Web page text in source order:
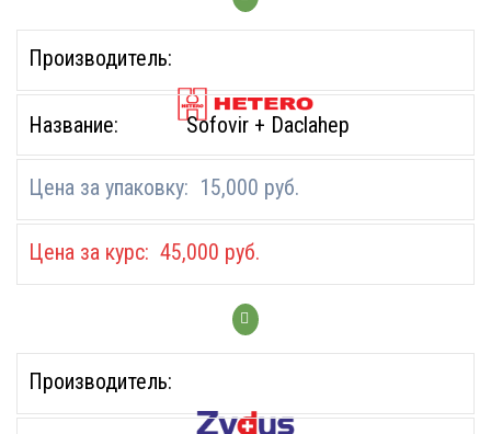
Sofovir + Daclahep
15,000 руб.
45,000 руб.